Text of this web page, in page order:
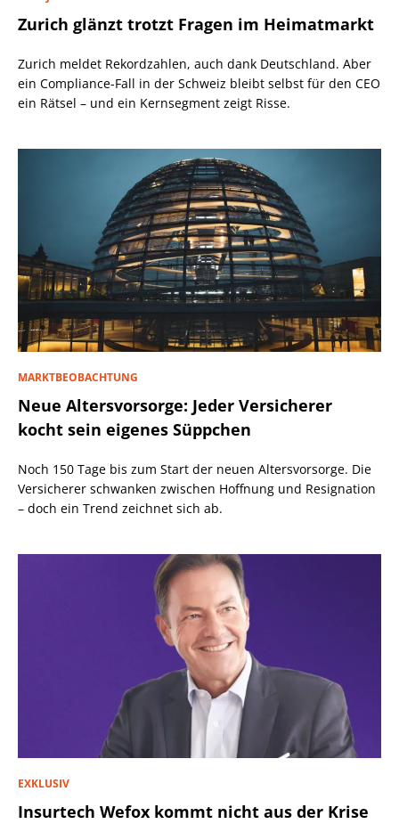
Zurich glänzt trotzt Fragen im Heimatmarkt
Zurich meldet Rekordzahlen, auch dank Deutschland. Aber
ein Compliance-Fall in der Schweiz bleibt selbst für den CEO
ein Rätsel – und ein Kernsegment zeigt Risse.
MARKTBEOBACHTUNG
Neue Altersvorsorge: Jeder Versicherer
kocht sein eigenes Süppchen
Noch 150 Tage bis zum Start der neuen Altersvorsorge. Die
Versicherer schwanken zwischen Hoffnung und Resignation
– doch ein Trend zeichnet sich ab.
EXKLUSIV
Insurtech Wefox kommt nicht aus der Krise